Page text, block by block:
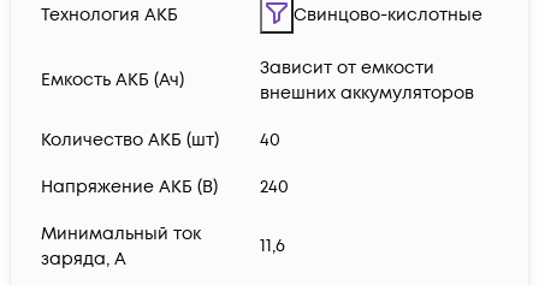
Технология АКБ Свинцово-кислотные
Емкость АКБ (Ач)
Зависит от емкости
внешних аккумуляторов
Количество АКБ (шт) 40
Напряжение АКБ (В) 240
Минимальный ток
заряда, А
11,6